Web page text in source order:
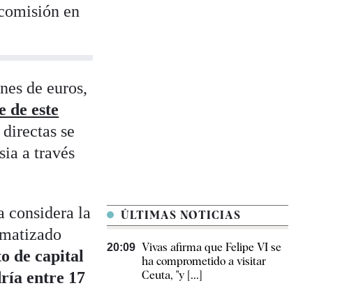
en
de euros,
de este
se
a través
considera la
de capital
entre 17
ÚLTIMAS NOTICIAS
20:09 Vivas afirma que Felipe VI se
ha comprometido a visitar
Ceuta, "y [...]